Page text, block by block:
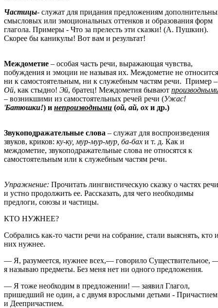
Частицы- служат для придания предложениям
смысловых или эмоциональных оттенков и образования форм
глагола. Примеры - Что за прелесть эти сказки! (А. Пушкин).
Скорее бы каникулы! Вот вам и результат!
Междометие – особая часть речи, выражающая чувства,
побуждения и эмоции не называя их. Междометие не относится
ни к самостоятельным, ни к служебным частям речи. Пример –
Ой, как стыдно! Эй, братец! Междометия бывают
– возникшими из самостоятельных речей речи (Ужас!
'Батюшки!) и непроизводными (ой, ай, ох и др.)
Звукоподражательные слова – служат для воспроизведения
звуков, криков: ку-ку, мур-мур-мур, ба-бах и т. д. Как и
междометие, звукоподражательные слова не относятся к
самостоятельным или к служебным частям речи.
Упражнение: Прочитать лингвистическую сказку о частях речи
и устно продолжить ее. Рассказать, для чего необходимы
предлоги, союзы и частицы.
КТО НУЖНЕЕ?
Собрались как-то части речи на собрание, стали выяснять, кто
них нужнее.
— Я, разумеется, нужнее всех,— говорило Существительное,
я называю предметы. Без меня нет ни одного предложения.
— Я тоже необходим в предложении! — заявил Глагол,
пришедший не один, а с двумя взрослыми детьми - Причастием
и Деепричастием.